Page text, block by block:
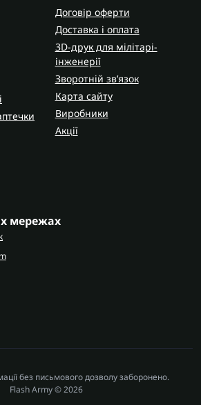
Договір оферти
Доставка і оплата
3D-друк для мілітарі-
інженерії
Зворотній зв’язок
Карта сайту
Виробники
Акції
мережах
без письмового дозволу заборонено.
Flash Army © 2026